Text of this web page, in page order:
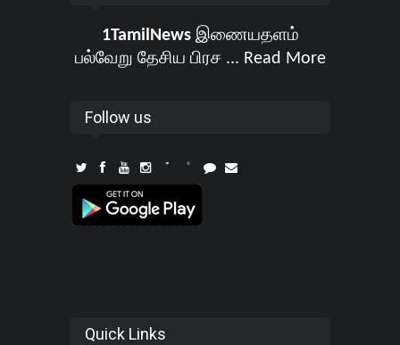
1TamilNewsஇணையதளம்
பல்வேறு தேசிய பிரச ... Read More
Follow us
Quick Links